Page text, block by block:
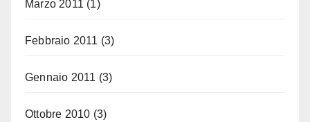
Marzo 2011 (1)
Febbraio 2011 (3)
Gennaio 2011 (3)
Ottobre 2010 (3)